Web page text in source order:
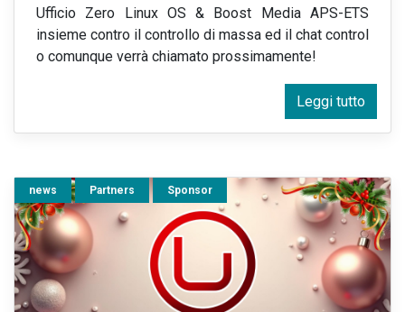
Ufficio Zero Linux OS & Boost Media APS-ETS
insieme contro il controllo di massa ed il chat control
o comunque verrà chiamato prossimamente!
Leggi tutto
news Partners Sponsor